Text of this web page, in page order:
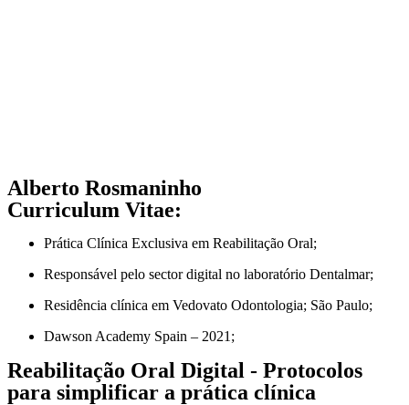
Alberto Rosmaninho
Curriculum Vitae:
Prática Clínica Exclusiva em Reabilitação Oral;
Responsável pelo sector digital no laboratório Dentalmar;
Residência clínica em Vedovato Odontologia; São Paulo;
Dawson Academy Spain – 2021;
Reabilitação Oral Digital - Protocolos
para simplificar a prática clínica